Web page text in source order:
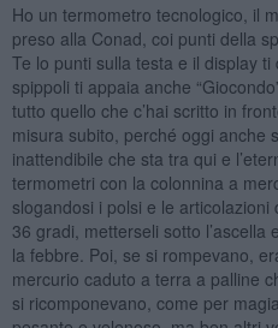
Ho un termometro tecnologico, il
preso alla Conad, coi punti della
Te lo punti sulla testa e il display
spippoli ti appaia anche
tutto quello che c’hai scritto in
misura subito, perché oggi anche
inattendibile che sta tra qui e
termometri con la colonnina a
slogandosi i polsi e le
36 gradi, metterseli sotto
la febbre. Poi, se si rompevano,
mercurio caduto a terra a palline
si ricomponevano, come per